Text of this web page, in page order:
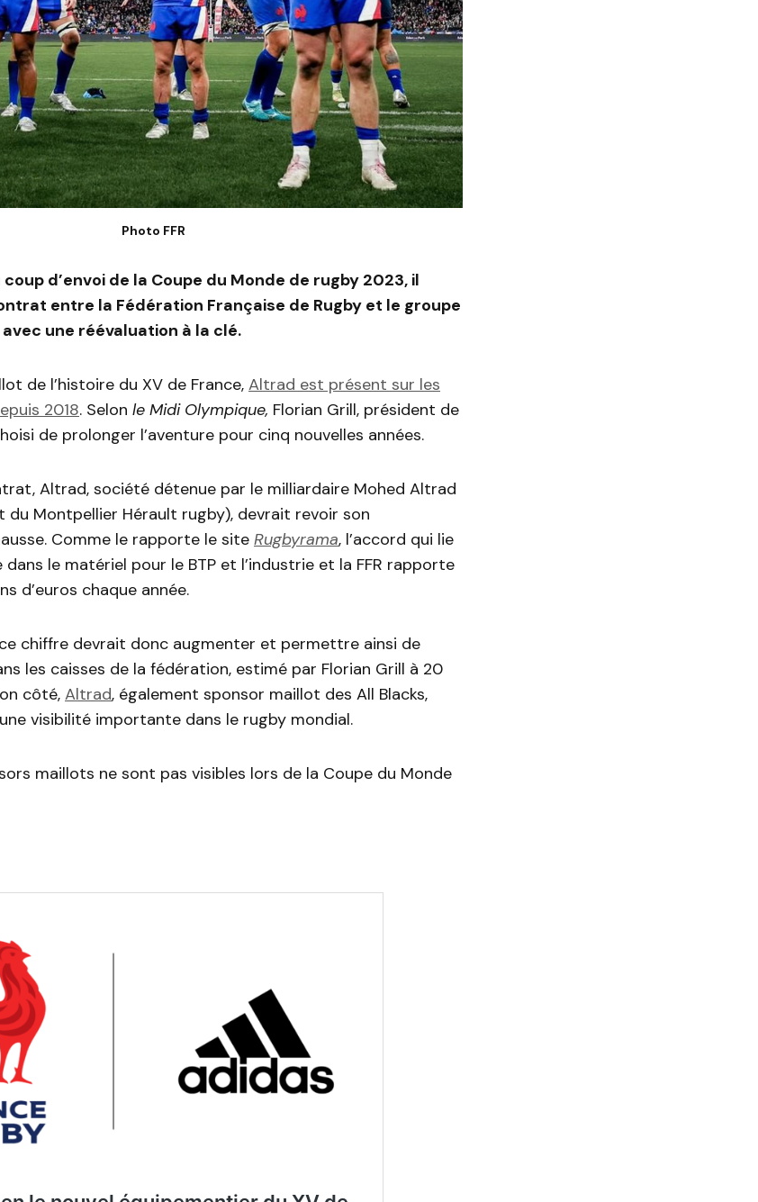
Photo FFR
d’envoi de la Coupe du Monde de rugby 2023, il
entre la Fédération Française de Rugby et le groupe
une réévaluation à la clé.
de l’histoire du XV de France, Altrad est présent sur les
2018. Selon le Midi Olympique, Florian Grill, président de
de prolonger l’aventure pour cinq nouvelles années.
Altrad, société détenue par le milliardaire Mohed Altrad
du Montpellier Hérault rugby), devrait revoir son
Comme le rapporte le site Rugbyrama, l’accord qui lie
le matériel pour le BTP et l’industrie et la FFR rapporte
d’euros chaque année.
ce chiffre devrait donc augmenter et permettre ainsi de
les caisses de la fédération, estimé par Florian Grill à 20
côté, Altrad, également sponsor maillot des All Blacks,
visibilité importante dans le rugby mondial.
maillots ne sont pas visibles lors de la Coupe du Monde